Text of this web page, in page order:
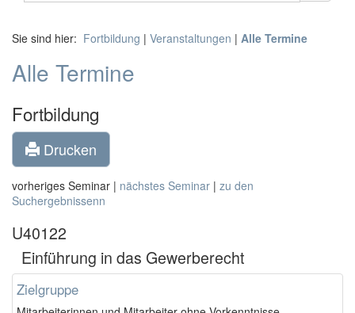
Sie sind hier: Fortbildung | Veranstaltungen | Alle Termine
Alle Termine
Fortbildung
Drucken
vorheriges Seminar | nächstes Seminar | zu den
Suchergebnissenn
U40122
Einführung in das Gewerberecht
Zielgruppe